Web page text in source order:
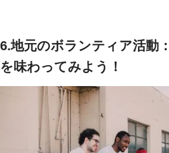
6.地元のボランティア活動
を味わってみよう！